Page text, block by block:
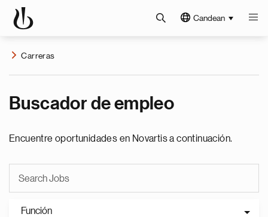
Candean
Carreras
Buscador de empleo
Encuentre oportunidades en Novartis a continuación.
Función